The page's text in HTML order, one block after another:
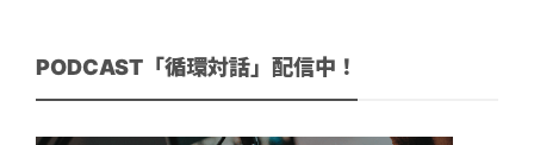
PODCAST「循環対話」配信中！